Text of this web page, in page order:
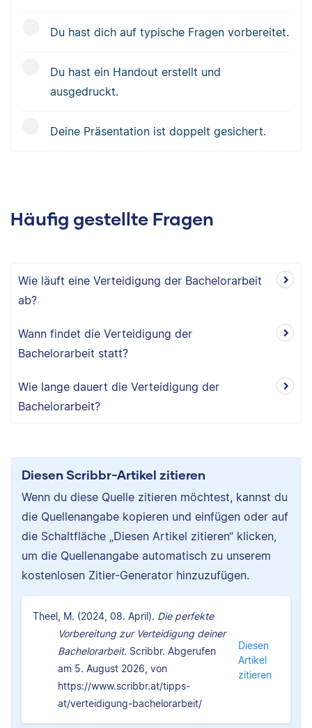
Du hast dich auf typische Fragen vorbereitet.
Du hast ein Handout erstellt und
ausgedruckt.
Deine Präsentation ist doppelt gesichert.
Häufig gestellte Fragen
Wie läuft eine Verteidigung der Bachelorarbeit
ab?
Wann findet die Verteidigung der
Bachelorarbeit statt?
Wie lange dauert die Verteidigung der
Bachelorarbeit?
Diesen Scribbr-Artikel zitieren
Wenn du diese Quelle zitieren möchtest, kannst du
die Quellenangabe kopieren und einfügen oder auf
die Schaltfläche „Diesen Artikel zitieren“ klicken,
um die Quellenangabe automatisch zu unserem
kostenlosen Zitier-Generator hinzuzufügen.
Theel, M. (2024, 08. April). Die perfekte
Vorbereitung zur Verteidigung deiner
Bachelorarbeit. Scribbr. Abgerufen
am 5. August 2026, von
https://www.scribbr.at/tipps-
at/verteidigung-bachelorarbeit/
Diesen
Artikel
zitieren